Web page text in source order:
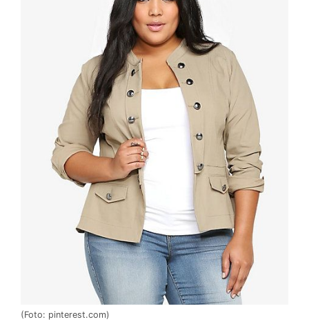
(Foto: pinterest.com)